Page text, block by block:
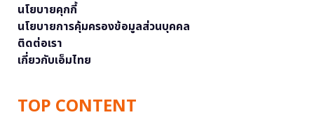
นโยบายคุกกี้
นโยบายการคุ้มครองข้อมูลส่วนบุคคล
ติดต่อเรา
เกี่ยวกับเอ็มไทย
TOP CONTENT